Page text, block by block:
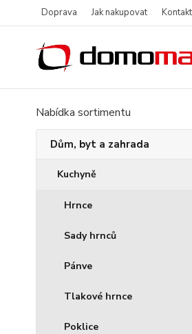
Doprava Jak nakupovat
Nabídka sortimentu
Dům, byt a zahrada
Kuchyně
Hrnce
Sady hrnců
Pánve
Tlakové hrnce
Poklice